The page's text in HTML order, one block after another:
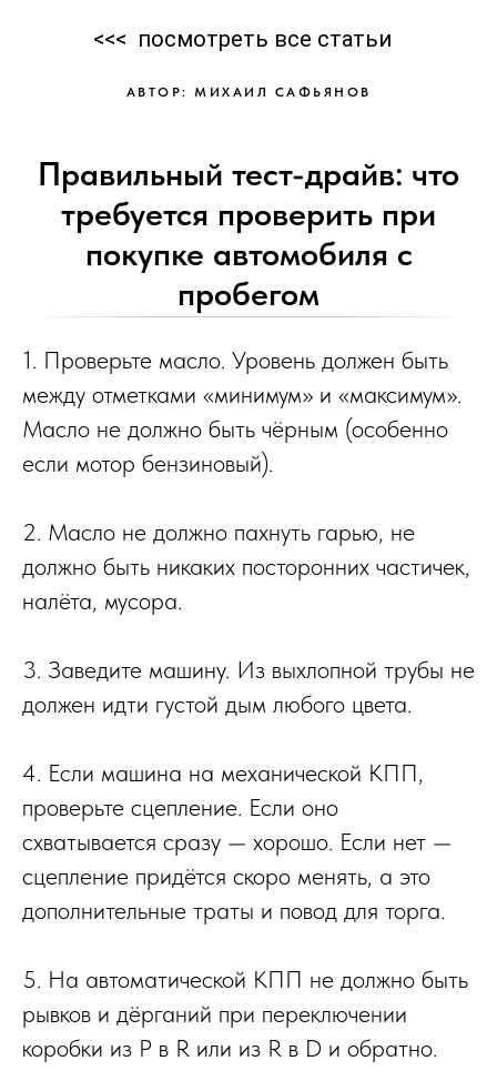
<<< посмотреть все статьи
АВТОР: МИХАИЛ САФЬЯНОВ
Правильный тест-драйв: что
требуется проверить при
покупке автомобиля с
пробегом
1. Проверьте масло. Уровень должен быть
между отметками «минимум» и «максимум».
Масло не должно быть чёрным (особенно
если мотор бензиновый).
2. Масло не должно пахнуть гарью, не
должно быть никаких посторонних частичек,
налёта, мусора.
3. Заведите машину. Из выхлопной трубы не
должен идти густой дым любого цвета.
4. Если машина на механической КПП,
проверьте сцепление. Если оно
схватывается сразу — хорошо. Если нет —
сцепление придётся скоро менять, а это
дополнительные траты и повод для торга.
5. На автоматической КПП не должно быть
рывков и дёрганий при переключении
коробки из P в R или из R в D и обратно.